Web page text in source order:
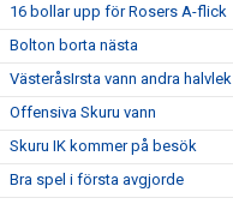
16 bollar upp för Rosers A-flick
Bolton borta nästa
VästeråsIrsta vann andra halvlek
Offensiva Skuru vann
Skuru IK kommer på besök
Bra spel i första avgjorde